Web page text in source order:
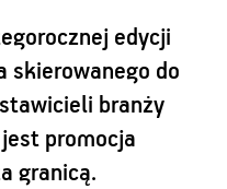
edycji
skierowanego do
branży
promocja
granicą.